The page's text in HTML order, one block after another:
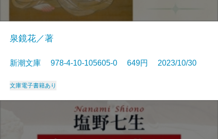
泉鏡花／著
新潮文庫 978-4-10-105605-0 649円 2023/10/30
文庫電子書籍あり